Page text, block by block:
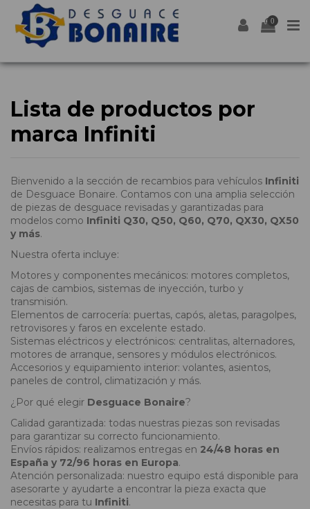
0
Lista de productos por
marca Infiniti
Bienvenido a la sección de recambios para vehículos Infiniti
de Desguace Bonaire. Contamos con una amplia selección
de piezas de desguace revisadas y garantizadas para
modelos como Infiniti Q30, Q50, Q60, Q70, QX30, QX50
y más.
Nuestra oferta incluye:
Motores y componentes mecánicos: motores completos,
cajas de cambios, sistemas de inyección, turbo y
transmisión.
Elementos de carrocería: puertas, capós, aletas, paragolpes,
retrovisores y faros en excelente estado.
Sistemas eléctricos y electrónicos: centralitas, alternadores,
motores de arranque, sensores y módulos electrónicos.
Accesorios y equipamiento interior: volantes, asientos,
paneles de control, climatización y más.
¿Por qué elegir Desguace Bonaire?
Calidad garantizada: todas nuestras piezas son revisadas
para garantizar su correcto funcionamiento.
Envíos rápidos: realizamos entregas en 24/48 horas en
España y 72/96 horas en Europa.
Atención personalizada: nuestro equipo está disponible para
asesorarte y ayudarte a encontrar la pieza exacta que
necesitas para tu Infiniti.